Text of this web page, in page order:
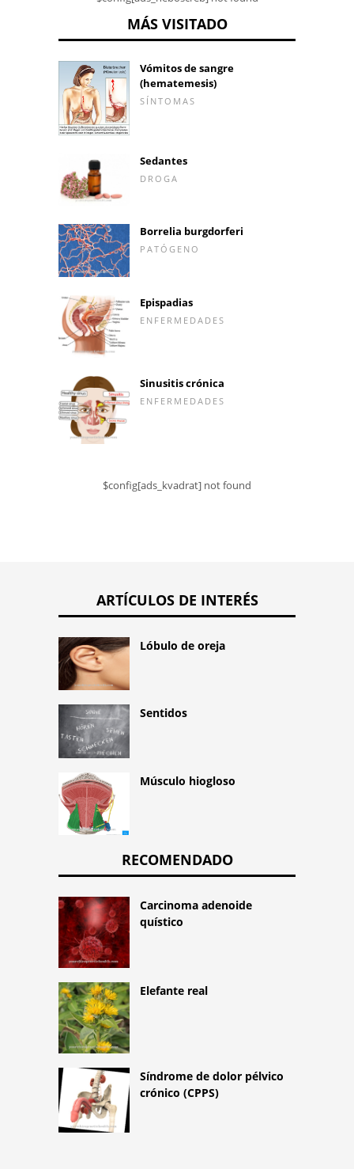
MÁS VISITADO
Vómitos de sangre
(hematemesis)
SÍNTOMAS
Sedantes
DROGA
Borrelia burgdorferi
PATÓGENO
Epispadias
ENFERMEDADES
Sinusitis crónica
ENFERMEDADES
$config[ads_kvadrat] not found
ARTÍCULOS DE INTERÉS
Lóbulo de oreja
Sentidos
Músculo hiogloso
RECOMENDADO
Carcinoma adenoide
quístico
Elefante real
Síndrome de dolor pélvico
crónico (CPPS)